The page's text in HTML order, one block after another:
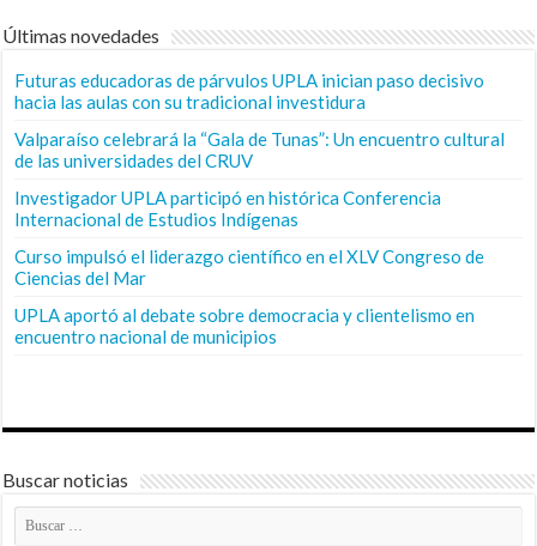
Últimas novedades
Futuras educadoras de párvulos UPLA inician paso decisivo
hacia las aulas con su tradicional investidura
Valparaíso celebrará la “Gala de Tunas”: Un encuentro cultural
de las universidades del CRUV
Investigador UPLA participó en histórica Conferencia
Internacional de Estudios Indígenas
Curso impulsó el liderazgo científico en el XLV Congreso de
Ciencias del Mar
UPLA aportó al debate sobre democracia y clientelismo en
encuentro nacional de municipios
Buscar noticias